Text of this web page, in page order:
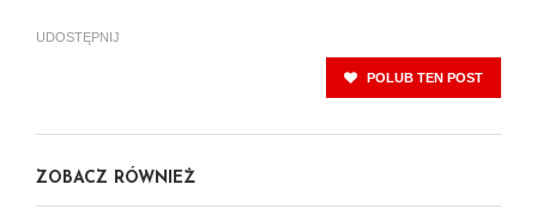
UDOSTĘPNIJ
POLUB TEN POST
ZOBACZ RÓWNIEŻ